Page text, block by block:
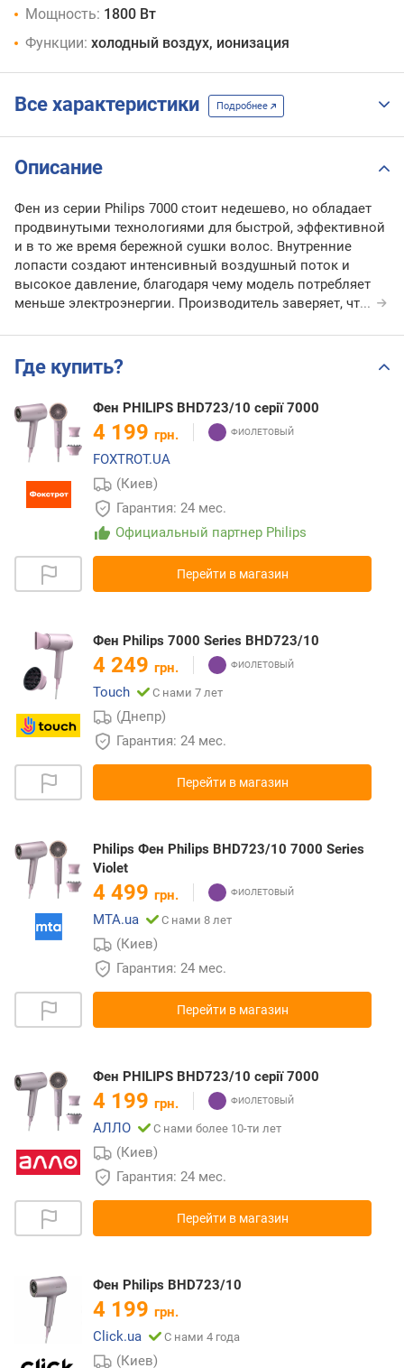
Мощность: 1800 Вт
Функции: холодный воздух, ионизация
Все характеристики Подробнее
Описание
Фен из серии Philips 7000 стоит недешево, но обладает
продвинутыми технологиями для быстрой, эффективной
и в то же время бережной сушки волос. Внутренние
лопасти создают интенсивный воздушный поток и
высокое давление, благодаря чему модель потребляет
меньше электроэнергии. Производитель заверяет, чт...
Где купить?
Фен PHILIPS BHD723/10 серії 7000
4 199 грн.
FOXTROT.UA
(Киев)
Гарантия: 24 мес.
Официальный партнер Philips
Перейти в магазин
Фен Philips 7000 Series BHD723/10
4 249 грн.
Touch
С нами 7 лет
(Днепр)
Гарантия: 24 мес.
Перейти в магазин
Philips Фен Philips BHD723/10 7000 Series
Violet
4 499 грн.
MTA.ua
С нами 8 лет
(Киев)
Гарантия: 24 мес.
Перейти в магазин
Фен PHILIPS BHD723/10 серії 7000
4 199 грн.
АЛЛО
С нами более 10-ти лет
(Киев)
Гарантия: 24 мес.
Перейти в магазин
Фен Philips BHD723/10
4 199 грн.
Click.ua
С нами 4 года
(Киев)